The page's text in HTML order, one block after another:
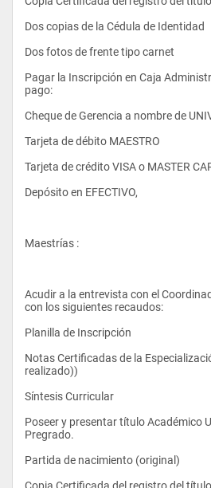
- Microeconomía I
- Matemáticas III
- Estadística II
- Matemática Financiera
- Contabilidad Social
- Macroeconomía I
- Microeconomía II
Dos copias de la Cédula de Identidad
Dos fotos de frente tipo carnet
Pagar la Inscripción en Caja
pago:
Cheque de Gerencia a nombre de
Tarjeta de débito MAESTRO
Tarjeta de crédito VISA o MASTER
Depósito en EFECTIVO,
Maestrías :
Acudir a la entrevista con el
con los siguientes recaudos:
Planilla de Inscripción
Notas Certificadas de la
realizado))
Síntesis Curricular
Poseer y presentar título Académico
Pregrado.
Partida de nacimiento (original)